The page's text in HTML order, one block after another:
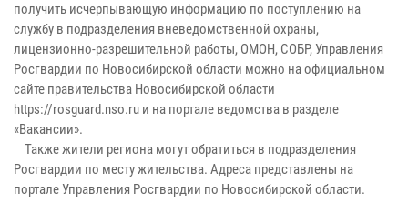
получить исчерпывающую информацию по поступлению на
службу в подразделения вневедомственной охраны,
лицензионно-разрешительной работы, ОМОН, СОБР, Управления
Росгвардии по Новосибирской области можно на официальном
сайте правительства Новосибирской области
https://rosguard.nso.ru и на портале ведомства в разделе
«Вакансии».
Также жители региона могут обратиться в подразделения
Росгвардии по месту жительства. Адреса представлены на
портале Управления Росгвардии по Новосибирской области.